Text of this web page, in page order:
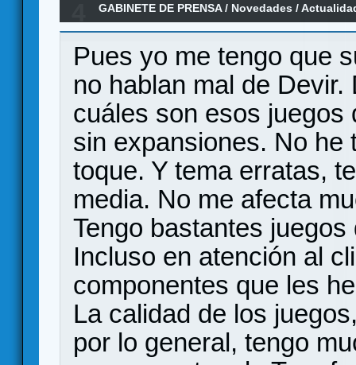
GABINETE DE PRENSA/ Novedades /
Pues yo me tengo que
no hablan mal de
cuáles son esos juegos
sin expansiones. No he
toque. Y tema erratas,
media. No me afecta
Tengo bastantes
Incluso en atención al
componentes que les
La calidad de los
por lo general, tengo